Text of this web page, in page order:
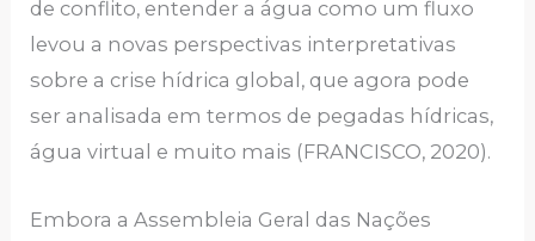
de conflito, entender a água como um fluxo
levou a novas perspectivas interpretativas
sobre a crise hídrica global, que agora pode
ser analisada em termos de pegadas hídricas,
água virtual e muito mais (FRANCISCO, 2020).
Embora a Assembleia Geral das Nações